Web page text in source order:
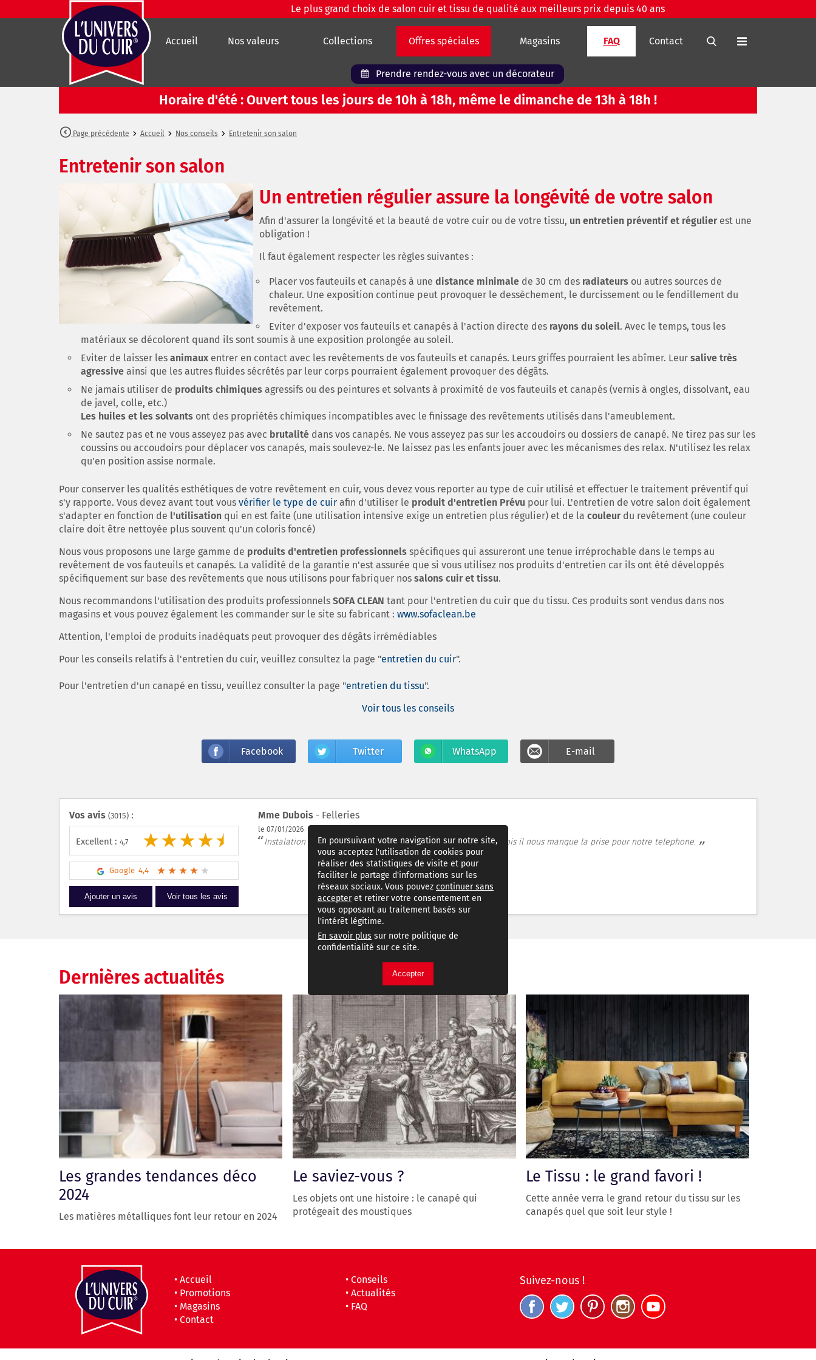
Le plus grand choix de salon cuir et tissu de qualité aux meilleurs prix depuis 40 ans
Accueil Nos valeurs Collections Offres spéciales Magasins FAQ Contact
Prendre rendez-vous avec un décorateur
Horaire d'été : Ouvert tous les jours de 10h à 18h, même le dimanche de 13h à 18h !
Page précédente Accueil Nos conseils Entretenir son salon
Entretenir son salon
Un entretien régulier assure la longévité de votre salon
Afin d'assurer la longévité et la beauté de votre cuir ou de votre tissu, un entretien préventif et régulierest une
obligation !
Il faut également respecter les règles suivantes :
Placer vos fauteuils et canapés à une distance minimale de 30 cm des radiateurs ou autres sources de
chaleur. Une exposition continue peut provoquer le dessèchement, le durcissement ou le fendillement du
revêtement.
Eviter d'exposer vos fauteuils et canapés à l'action directe des rayons du soleil. Avec le temps, tous les
matériaux se décolorent quand ils sont soumis à une exposition prolongée au soleil.
Eviter de laisser les animaux entrer en contact avec les revêtements de vos fauteuils et canapés. Leurs griffes pourraient les abîmer. Leur salive très
agressive ainsi que les autres fluides sécrétés par leur corps pourraient également provoquer des dégâts.
Ne jamais utiliser de produits chimiques agressifs ou des peintures et solvants à proximité de vos fauteuils et canapés (vernis à ongles, dissolvant, eau
de javel, colle, etc.)
Les huiles et les solvants ont des propriétés chimiques incompatibles avec le finissage des revêtements utilisés dans l'ameublement.
Ne sautez pas et ne vous asseyez pas avec brutalité dans vos canapés. Ne vous asseyez pas sur les accoudoirs ou dossiers de canapé. Ne tirez pas sur les
coussins ou accoudoirs pour déplacer vos canapés, mais soulevez-le. Ne laissez pas les enfants jouer avec les mécanismes des relax. N'utilisez les relax
qu'en position assise normale.
Pour conserver les qualités esthétiques de votre revêtement en cuir, vous devez vous reporter au type de cuir utilisé et effectuer le traitement préventif qui
s'y rapporte. Vous devez avant tout vous vérifier le type de cuir afin d'utiliser le produit d'entretien Prévu pour lui. L'entretien de votre salon doit également
s'adapter en fonction de l'utilisation qui en est faite (une utilisation intensive exige un entretien plus régulier) et de la couleurdu revêtement (une couleur
claire doit être nettoyée plus souvent qu'un coloris foncé)
Nous vous proposons une large gamme de produits d'entretien professionnels spécifiques qui assureront une tenue irréprochable dans le temps au
revêtement de vos fauteuils et canapés. La validité de la garantie n'est assurée que si vous utilisez nos produits d'entretien car ils ont été développés
spécifiquement sur base des revêtements que nous utilisons pour fabriquer nos salons cuir et tissu.
Nous recommandons l'utilisation des produits professionnels SOFA CLEAN tant pour l'entretien du cuir que du tissu. Ces produits sont vendus dans nos
magasins et vous pouvez également les commander sur le site su fabricant : www.sofaclean.be
Attention, l'emploi de produits inadéquats peut provoquer des dégâts irrémédiables
Pour les conseils relatifs à l'entretien du cuir, veuillez consultez la page "entretien du cuir".
Pour l'entretien d'un canapé en tissu, veuillez consulter la page "entretien du tissu".
Voir tous les conseils
Facebook Twitter WhatsApp E-mail
Vos avis (3015) :
Excellent : 4,7
Google 4,4
Ajouter un avis Voir tous les avis
Mme Dubois - Felleries
le 07/01/2026
Instalation du canape faites par des livreurs soigneux, tout te fois il nous manque la prise pour notre telephone.
Mme ALILI
Mr Amphiarus
Mr Roussel
Mme Mr.et Mme. Francis-Detruf
Mr Coenart
Mme Evrard christian
Mme Contignac Eric
Mr Hitelet
Mr Georges
Dernières actualités
Les grandes tendances déco
2024
Les matières métalliques font leur retour en 2024
Le saviez-vous ?
Les objets ont une histoire : le canapé qui
protégeait des moustiques
Le Tissu : le grand favori !
Cette année verra le grand retour du tissu sur les
canapés quel que soit leur style !
• Accueil
• Promotions
• Magasins
• Contact
• Conseils
• Actualités
• FAQ
Suivez-nous !
En poursuivant votre navigation sur notre site,
vous acceptez l'utilisation de cookies pour
réaliser des statistiques de visite et pour
faciliter le partage d'informations sur les
réseaux sociaux. Vous pouvez continuer sans
accepteret retirer votre consentement en
vous opposant au traitement basés sur
l'intérêt légitime.
En savoir plus sur notre politique de
confidentialité sur ce site.
Accepter